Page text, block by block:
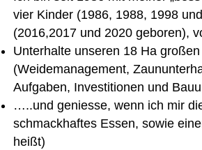
vier Kinder (1986, 1988, 1998
(2016,2017 und 2020 geboren),
Unterhalte unseren 18 Ha
(Weidemanagement,
Aufgaben, Investitionen und
…..und geniesse, wenn ich mir
schmackhaftes Essen, sowie
heißt)